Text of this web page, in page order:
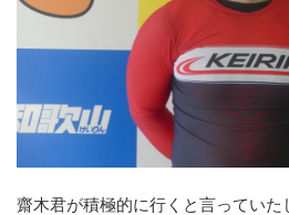
齋木君が積極的に行くと言っていた